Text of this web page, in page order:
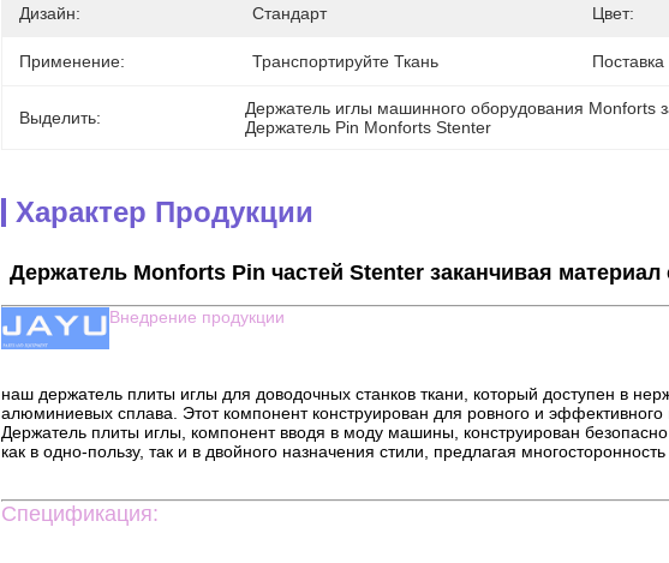
Дизайн: Стандарт Цвет:
Применение: Транспортируйте Ткань
Выделить:
Держатель иглы машинного оборудования Monforts
Держатель Pin Monforts Stenter
Характер Продукции
Держатель Monforts Pin частей Stenter заканчивая
Внедрение продукции
наш держатель плиты иглы для доводочных станков ткани, который доступен в
алюминиевых сплава. Этот компонент конструирован для ровного и
Держатель плиты иглы, компонент вводя в моду машины, конструирован
как в одно-пользу, так и в двойного назначения стили, предлагая
Спецификация: